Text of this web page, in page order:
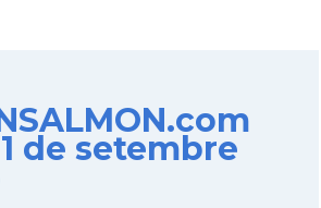
de setembre